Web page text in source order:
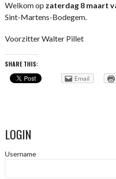
Welkom op zaterdag 8 maart
Sint-Martens-Bodegem.
Voorzitter Walter Pillet
SHARE THIS:
Email
LOGIN
Username